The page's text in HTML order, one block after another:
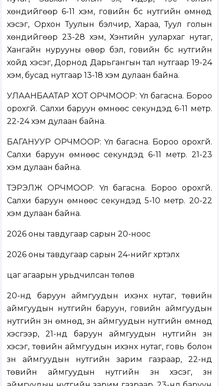
хөндийгөөр 6-11 хэм, говийн бүс нутгийн өмнөд
хэсэг, Орхон Туулын бэлчир, Хараа, Туул голын
хөндийгөөр 23-28 хэм, Хэнтийн уулархаг нутаг,
Хангайн нурууны өвөр бэл, говийн бүс нутгийн
хойд хэсэг, Дорнод Дарьгангын тал нутгаар 19-24
хэм, бусад нутгаар 13-18 хэм дулаан байна.
УЛААНБААТАР ХОТ ОРЧМООР: Үүл багасна. Бороо
орохгүй. Салхи баруун өмнөөс секундэд 6-11 метр.
22-24 хэм дулаан байна.
БАГАНУУР ОРЧМООР: Үүл багасна. Бороо орохгүй.
Салхи баруун өмнөөс секундэд 6-11 метр. 21-23
хэм дулаан байна.
ТЭРЭЛЖ ОРЧМООР: Үүл багасна. Бороо орохгүй.
Салхи баруун өмнөөс секундэд 5-10 метр. 20-22
хэм дулаан байна.
2026 оны тавдугаар сарын 20-ноос
2026 оны тавдугаар сарын 24-нийг хүртэлх
цаг агаарын урьдчилсан төлөв
20-нд баруун аймгуудын ихэнх нутаг, төвийн
аймгуудын нутгийн баруун, говийн аймгуудын
нутгийн зүүн өмнөд, зүүн аймгуудын нутгийн өмнөд
хэсгээр, 21-нд баруун аймгуудын нутгийн зүүн
хэсэг, төвийн аймгуудын ихэнх нутаг, говь болон
зүүн аймгуудын нутгийн зарим газраар, 22-нд
төвийн аймгуудын нутгийн зүүн хэсэг, зүүн